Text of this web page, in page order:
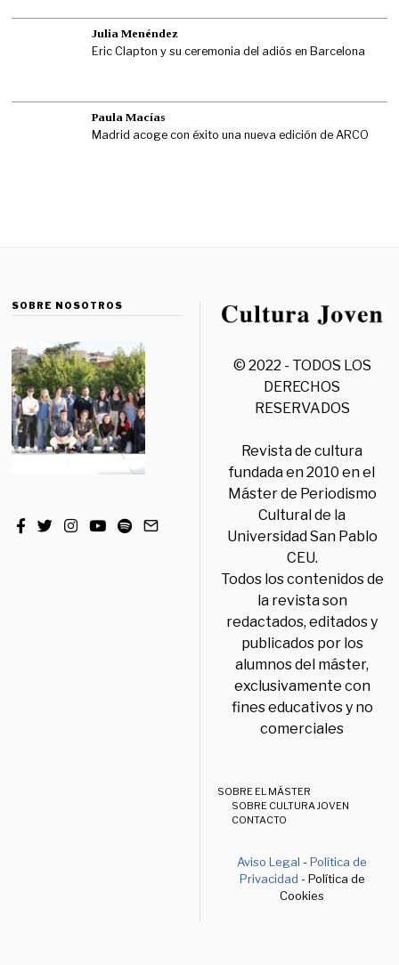
Julia Menéndez
Eric Clapton y su ceremonia del adiós en Barcelona
Paula Macías
Madrid acoge con éxito una nueva edición de ARCO
SOBRE NOSOTROS
© 2022 - TODOS LOS
DERECHOS
RESERVADOS
Revista de cultura
fundada en 2010 en el
Máster de Periodismo
Cultural de la
Universidad San Pablo
CEU.
Todos los contenidos de
la revista son
redactados, editados y
publicados por los
alumnos del máster,
exclusivamente con
fines educativos y no
comerciales
SOBRE EL MÁSTER
SOBRE CULTURA JOVEN
CONTACTO
Aviso Legal -Política de
Privacidad - Política de
Cookies